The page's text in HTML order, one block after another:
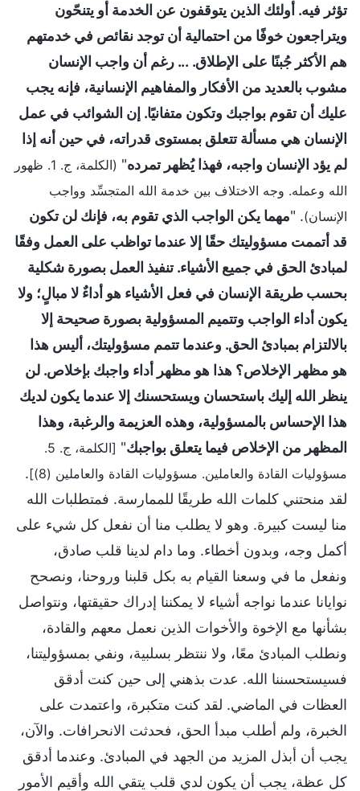
تؤثر فيه. أولئك الذين يتوقفون عن الخدمة أو يتنحّون
ويتراجعون خوفًا من احتمالية أن توجد نقائص في خدمتهم
هم الأكثر جُبنًا على الإطلاق. ... رغم أن واجب الإنسان
مشوب بالعديد من الأفكار والمفاهيم الإنسانية، فإنه يجب
عليك أن تقوم بواجبك وتكون متفانيًا. إن الشوائب في عمل
الإنسان هي مسألة تتعلق بمستوى قدراته، في حين أنه إذا
لم يؤد الإنسان واجبه، فهذا يُظهر تمرده"
(الكلمة، ج. 1. ظهور
الله وعمله. وجه الاختلاف بين خدمة الله المتجسِّد وواجب
الإنسان). "مهما يكن الواجب الذي تقوم به، فإنك لن تكون
قد أتممت مسؤوليتك حقًا إلا عندما تواظب على العمل وفقًا
لمبادئ الحق في جميع الأشياء. تنفيذ العمل بصورة شكلية
بحسب طريقة الإنسان في فعل الأشياء هو أداءٌ لا مبالٍ؛ ولا
يكون أداء الواجب وتتميم المسؤولية بصورة صحيحة إلا
بالالتزام بمبادئ الحق. وعندما تتمم مسؤوليتك، أليس هذا
هو مظهر الإخلاص؟ هذا هو مظهر أداء واجبك بإخلاص. لن
ينظر الله إليك باستحسان ويستحسنك إلا عندما يكون لديك
هذا الإحساس بالمسؤولية، وهذه العزيمة والرغبة، وهذا
المظهر من الإخلاص فيما يتعلق بواجبك"
[الكلمة، ج. 5.
مسؤوليات القادة والعاملين. مسؤوليات القادة والعاملين (8)]
.
لقد منحتني كلمات الله طريقًا للممارسة. فمتطلبات الله
منا ليست كبيرة. وهو لا يطلب منا أن نفعل كل شيء على
أكمل وجه، وبدون أخطاء. وما دام لدينا قلب صادق،
ونفعل ما في وسعنا القيام به بكل قلبنا وروحنا، ونصحح
نوايانا عندما نواجه أشياء لا يمكننا إدراك حقيقتها، ونتواصل
بشأنها مع الإخوة والأخوات الذين نعمل معهم والقادة،
ونطلب المبادئ معًا، ولا ننتظر بسلبية، ونفي بمسؤوليتنا،
فسيستحسننا الله. عدت بذهني إلى حين كنت أدقق
العظات في الماضي. لقد كنت متكبرة، واعتمدت على
الخبرة، ولم أطلب مبدأ الحق، فحدثت الانحرافات. والآن،
يجب أن أبذل المزيد من الجهد في المبادئ. وعندما أدقق
كل عظة، يجب أن يكون لدي قلب يتقي الله وأقيم الأمور